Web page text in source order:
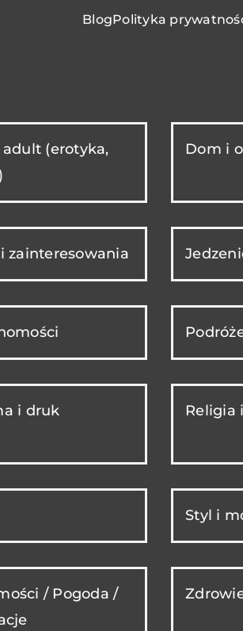
BlogPolityka
adult (erotyka,
Dom i
zainteresowania
i druk Religia
Styl i
/ Pogoda /